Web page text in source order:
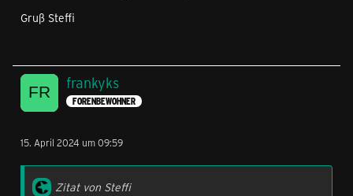
Gruß Steffi
frankyks
FORENBEWOHNER
15. April 2024 um 09:59
Zitat von Steffi